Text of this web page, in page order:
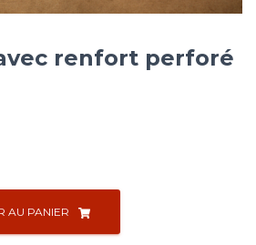
renfort perforé
AU PANIER